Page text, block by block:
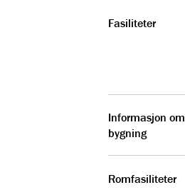
Fasiliteter
Informasjon om
bygning
Romfasiliteter